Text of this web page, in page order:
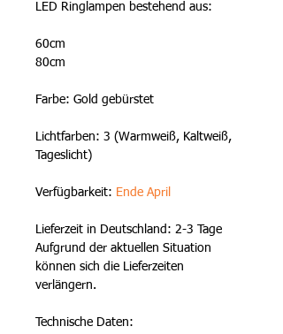
LED Ringlampen bestehend aus:
60cm
80cm
Farbe: Gold gebürstet
Lichtfarben: 3 (Warmweiß, Kaltweiß,
Tageslicht)
Verfügbarkeit: Ende April
Lieferzeit in Deutschland: 2-3 Tage
Aufgrund der aktuellen Situation
können sich die Lieferzeiten
verlängern.
Technische Daten: